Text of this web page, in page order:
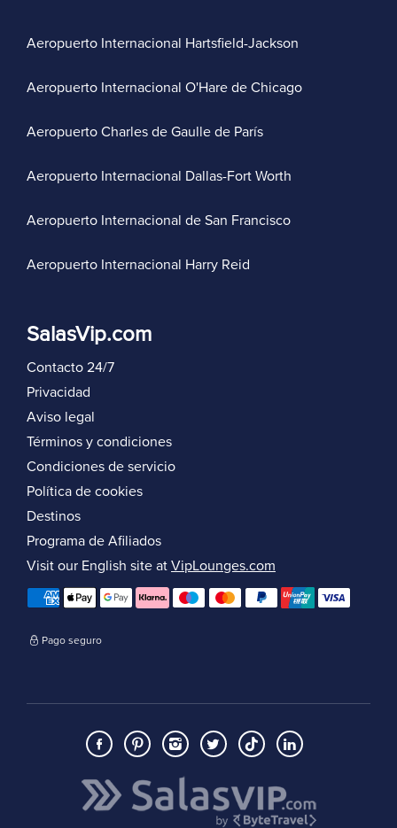
Aeropuerto Internacional Hartsfield-Jackson
Aeropuerto Internacional O'Hare de Chicago
Aeropuerto Charles de Gaulle de París
Aeropuerto Internacional Dallas-Fort Worth
Aeropuerto Internacional de San Francisco
Aeropuerto Internacional Harry Reid
SalasVip.com
Contacto 24/7
Privacidad
Aviso legal
Términos y condiciones
Condiciones de servicio
Política de cookies
Destinos
Programa de Afiliados
Visit our English site at VipLounges.com
Pago seguro